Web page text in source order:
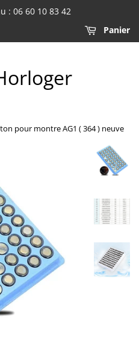
: 06 60 10 83 42
Panier
pour montre AG1 ( 364 ) neuve